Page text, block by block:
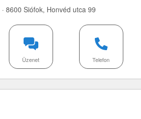
8600 Siófok, Honvéd utca 99
Telefon
Üzenet